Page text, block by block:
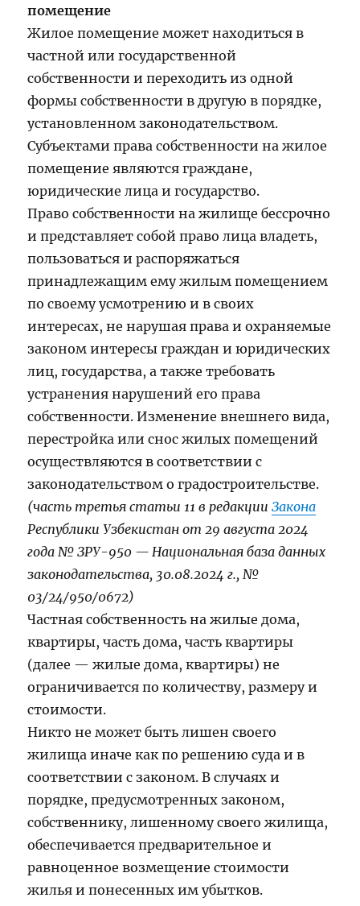
помещение
Жилое помещение может находиться в
частной или государственной
собственности и переходить из одной
формы собственности в другую в порядке,
установленном законодательством.
Субъектами права собственности на жилое
помещение являются граждане,
юридические лица и государство.
Право собственности на жилище бессрочно
и представляет собой право лица владеть,
пользоваться и распоряжаться
принадлежащим ему жилым помещением
по своему усмотрению и в своих
интересах, не нарушая права и охраняемые
законом интересы граждан и юридических
лиц, государства, а также требовать
устранения нарушений его права
собственности. Изменение внешнего вида,
перестройка или снос жилых помещений
осуществляются в соответствии с
законодательством о градостроительстве.
(часть третья статьи 11 в редакцииЗакона
Республики Узбекистан от 29 августа 2024
года № ЗРУ-950 — Национальная база данных
законодательства, 30.08.2024 г., №
03/24/950/0672)
Частная собственность на жилые дома,
квартиры, часть дома, часть квартиры
(далее — жилые дома, квартиры) не
ограничивается по количеству, размеру и
стоимости.
Никто не может быть лишен своего
жилища иначе как по решению суда и в
соответствии с законом. В случаях и
порядке, предусмотренных законом,
собственнику, лишенному своего жилища,
обеспечивается предварительное и
равноценное возмещение стоимости
жилья и понесенных им убытков.​​​